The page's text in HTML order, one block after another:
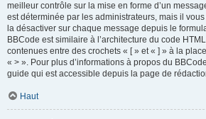
meilleur contrôle sur la mise en forme d’un
est déterminée par les administrateurs, mais il
la désactiver sur chaque message depuis le
BBCode est similaire à l’architecture du code
contenues entre des crochets « [ » et « ] » à la
« > ». Pour plus d’informations à propos du
guide qui est accessible depuis la page de
Haut